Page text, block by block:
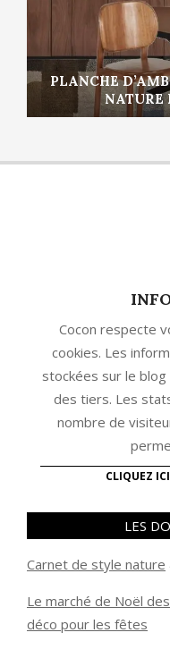
PLANCHE
NATURE
Cocon respecte
cookies. Les
stockées sur le
des tiers. Les
nombre de
CLIQUEZ
LES
Carnet de style nature
Le marché de Noël
déco pour les fêtes